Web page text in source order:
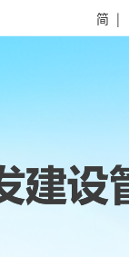
简 |